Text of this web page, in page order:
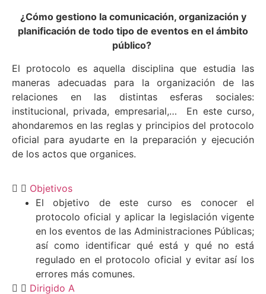
¿Cómo gestiono la comunicación, organización y
planificación de todo tipo de eventos en el ámbito
público?
El protocolo es aquella disciplina que estudia las
maneras adecuadas para la organización de las
relaciones en las distintas esferas sociales:
institucional, privada, empresarial,… En este curso,
ahondaremos en las reglas y principios del protocolo
oficial para ayudarte en la preparación y ejecución
de los actos que organices.
Objetivos
El objetivo de este curso es conocer el
protocolo oficial y aplicar la legislación vigente
en los eventos de las Administraciones Públicas;
así como identificar qué está y qué no está
regulado en el protocolo oficial y evitar así los
errores más comunes.
Dirigido A